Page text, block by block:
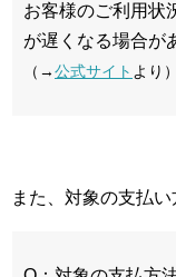
お客様のご利用状
が遅くなる場合が
（→公式サイト より）
また、対象の支払